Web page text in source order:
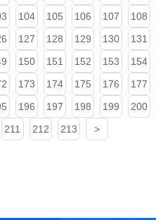
104 105 106 107 108
127 128 129 130 131
150 151 152 153 154
173 174 175 176 177
196 197 198 199 200
211 212 213 >